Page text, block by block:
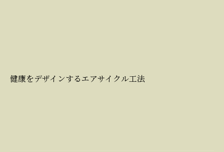
健康をデザインするエアサイクル工法